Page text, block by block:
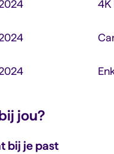
4K
jou?
bij je past